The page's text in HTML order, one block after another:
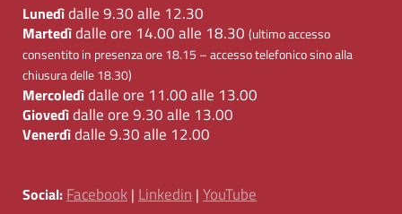
Lunedìdalle 9.30 alle 12.30
Martedìdalle ore 14.00 alle 18.30 (ultimo accesso
consentito in presenza ore 18.15 – accesso telefonico sino alla
chiusura delle 18.30)
Mercoledìdalle ore 11.00 alle 13.00
Giovedìdalle ore 9.30 alle 13.00
Venerdìdalle 9.30 alle 12.00
Social: Facebook | Linkedin | YouTube